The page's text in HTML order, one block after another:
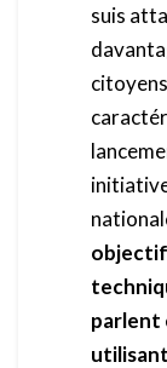
suis
objectif
parlent